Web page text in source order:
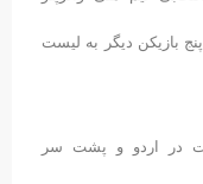
بازیکن دیگر به لیست
در اردو و پشت سر